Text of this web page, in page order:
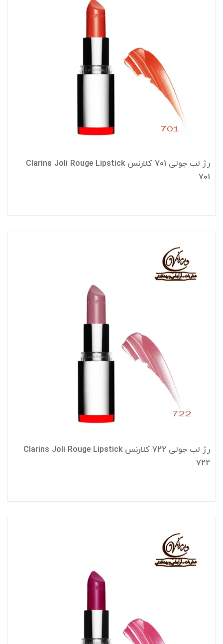
رژ لب جولی 701 کلارنس Clarins Joli Rouge Lipstick
701
رژ لب جولی 722 کلارنس Clarins Joli Rouge Lipstick
722